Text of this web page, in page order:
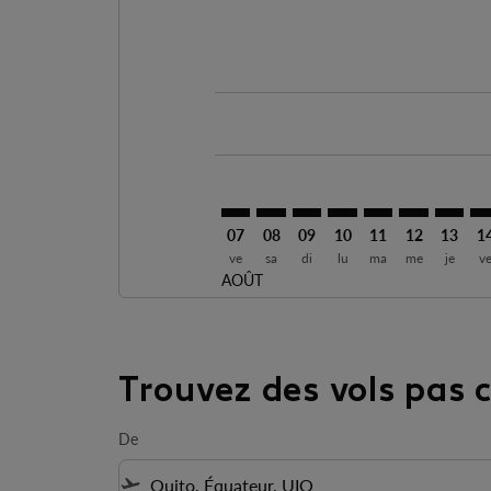
07
ve
AOÛT
08
sa
09
di
10
lu
11
ma
12
me
13
je ve
Trouvez des vols pas
De
flight_takeoff